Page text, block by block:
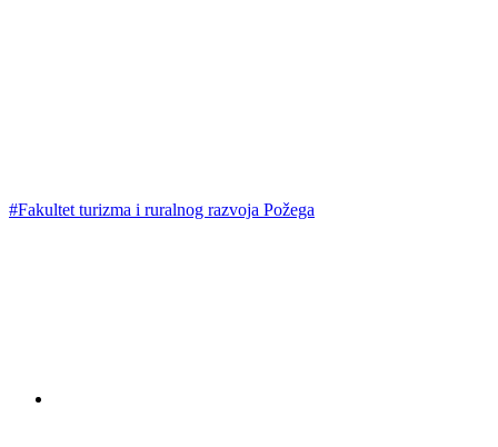
#Fakultet turizma i ruralnog razvoja Požega